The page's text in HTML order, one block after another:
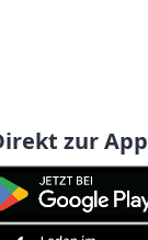
zur App